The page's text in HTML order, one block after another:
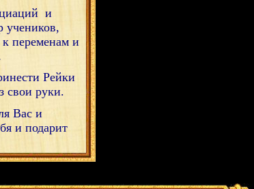
и
учеников,
переменам и
Рейки
свои руки.
Вас и
и подарит